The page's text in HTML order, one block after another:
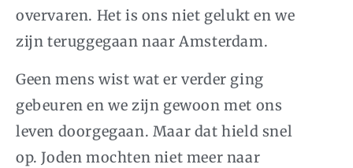
overvaren. Het is ons niet gelukt en we
zijn teruggegaan naar Amsterdam.
Geen mens wist wat er verder ging
gebeuren en we zijn gewoon met ons
leven doorgegaan. Maar dat hield snel
op. Joden mochten niet meer naar